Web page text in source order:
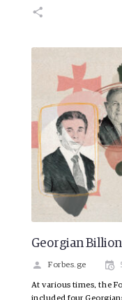
Georgian
Forbes.ge
At various times, the